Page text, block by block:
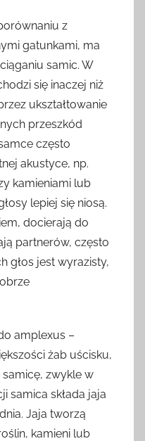
z
gatunkami, ma
samic. W
się inaczej niż
ukształtowanie
przeszkód
często
akustyce, np.
kamieniami lub
lepiej się niosą.
docierają do
partnerów, często
głos jest wyrazisty,
amplexus –
żab uścisku,
zwykle w
samica składa jaja
Jaja tworzą
kamieni lub